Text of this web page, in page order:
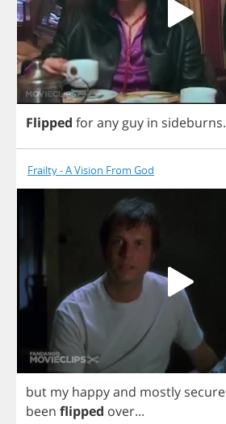
Flipped foranyguy in sideburns.
Frailty - A Vision From God
but my happyand mostly secure
been flipped over...